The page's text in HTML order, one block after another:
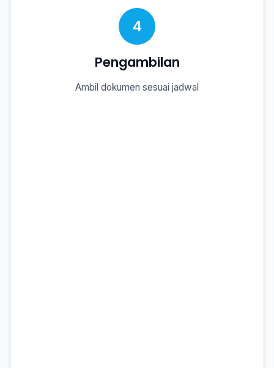
4
Pengambilan
Ambil dokumen sesuai jadwal